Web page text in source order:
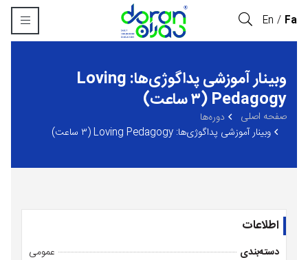
Fa
En
وبینار آموزشی پداگوژی‌ها: Loving
Pedagogy (۳ ساعت)
صفحه اصلی
‏دوره‌ها
وبینار آموزشی پداگوژی‌ها: Loving Pedagogy (۳ ساعت)
اطلاعات
دسته‌بندی عمومی